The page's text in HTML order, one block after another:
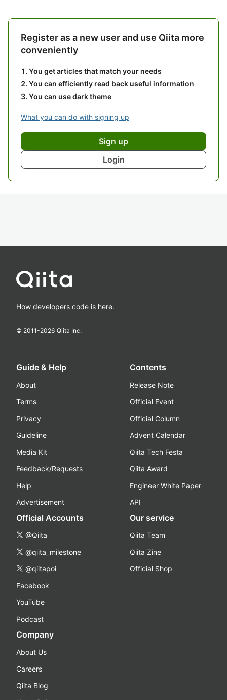
Register as a new user and use Qiita more
conveniently
You get articles that match your needs
You can efficiently read back useful information
You can use dark theme
What you can do with signing up
Sign up
Login
How developers code is here.
© 2011-2026 Qiita Inc.
Guide & Help
About
Terms
Privacy
Guideline
Media Kit
Feedback/Requests
Help
Advertisement
Contents
Release Note
Official Event
Official Column
Advent Calendar
Qiita Tech Festa
Qiita Award
Engineer White Paper
API
Official Accounts
@Qiita
@qiita_milestone
@qiitapoi
Facebook
YouTube
Podcast
Our service
Qiita Team
Qiita Zine
Official Shop
Company
About Us
Careers
Qiita Blog